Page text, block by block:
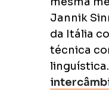
Jannik
da Itália
técnica